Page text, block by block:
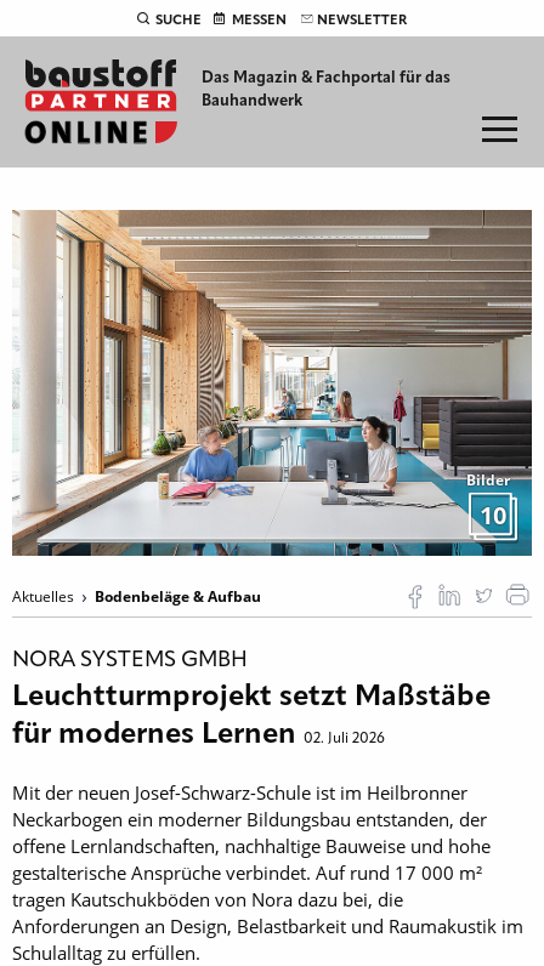
SUCHE MESSEN NEWSLETTER
Das Magazin & Fachportal für das
Bauhandwerk
Bilder
10
Aktuelles Bodenbeläge & Aufbau
NORA SYSTEMS GMBH
Leuchtturmprojekt setzt Maßstäbe
für modernes Lernen
02. Juli 2026
Mit der neuen Josef-Schwarz-Schule ist im Heilbronner
Neckarbogen ein moderner Bildungsbau entstanden, der
offene Lernlandschaften, nachhaltige Bauweise und hohe
gestalterische Ansprüche verbindet. Auf rund 17 000 m²
tragen Kautschukböden von Nora dazu bei, die
Anforderungen an Design, Belastbarkeit und Raumakustik im
Schulalltag zu erfüllen.